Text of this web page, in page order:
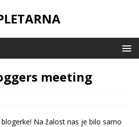
meeting
Na žalost nas je bilo samo